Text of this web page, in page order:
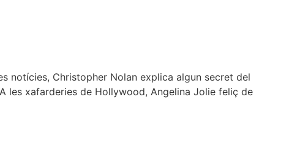
notícies, Christopher Nolan explica algun secret del
les xafarderies de Hollywood, Angelina Jolie feliç de